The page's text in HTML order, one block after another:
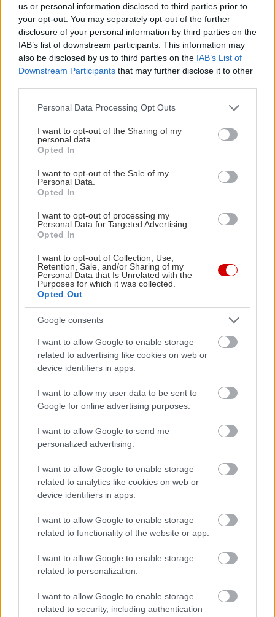
us or personal information disclosed to third parties prior to
your opt-out. You may separately opt-out of the further
disclosure of your personal information by third parties on the
IAB’s list of downstream participants. This information may
also be disclosed by us to third parties on the IAB’s List of
Downstream Participants that may further disclose it to other
Please note that this website/app uses one or more Google
not limited to your visit or usage behaviour. You may click to
grant or deny consent to Google and its third-party tags to
use your data for below specified purposes in below Google
consent section.
Personal Data Processing Opt Outs
I want to opt-out of the Sharing of my
personal data.
Opted In
I want to opt-out of the Sale of my
Personal Data.
Opted In
I want to opt-out of processing my
Personal Data for Targeted Advertising.
Opted In
I want to opt-out of Collection, Use,
Retention, Sale, and/or Sharing of my
Personal Data that Is Unrelated with the
Purposes for which it was collected.
Opted Out
Google consents
I want to allow Google to enable storage
related to advertising like cookies on web or
device identifiers in apps.
I want to allow my user data to be sent to
Google for online advertising purposes.
I want to allow Google to send me
personalized advertising.
I want to allow Google to enable storage
related to analytics like cookies on web or
device identifiers in apps.
I want to allow Google to enable storage
related to functionality of the website or app.
I want to allow Google to enable storage
related to personalization.
I want to allow Google to enable storage
related to security, including authentication
και μέγιστη ροπή 260 Nm, άμεσα διαθέσιμη, το
Mokka Electric εξασφαλίζει γρήγορη εκκίνηση
από στάση και επιτάχυνση 0-100 χλμ./ώρα σε
λιγότερο από 10 ΄΄. Η τελική ταχύτητα περιορίζεται
ηλεκτρονικά στα 150 χλμ./ώρα.